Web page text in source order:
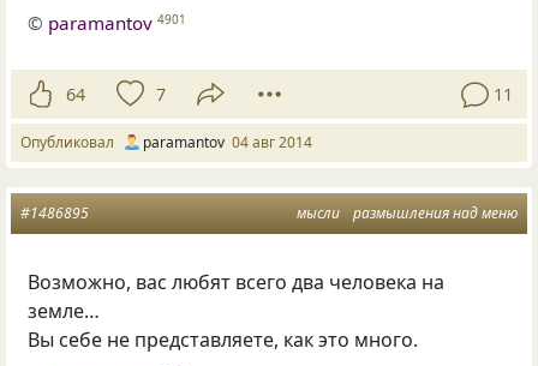
© paramantov 4901
64 7 11
Опубликовал paramantov 04 авг 2014
мысли размышления над меню
#1486895
Возможно, вас любят всего два человека на
земле…
Вы себе не представляете, как это много.